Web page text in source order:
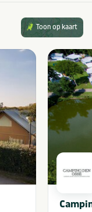
Toon op kaart